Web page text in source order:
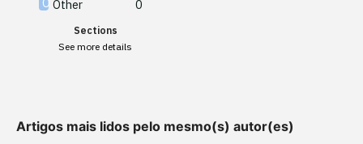
Other
0
Sections
See more details
contrasts the cited claim, and
Artigos mais lidos pelo mesmo(s) autor(es)